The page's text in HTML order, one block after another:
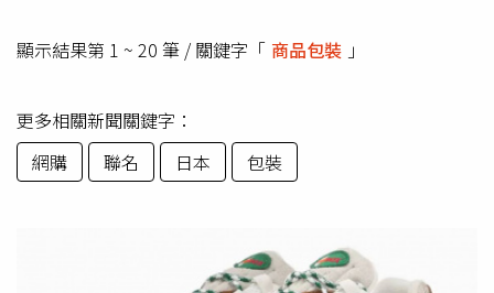
顯示結果第 1 ~ 20 筆 / 關鍵字「 商品包裝 」
更多相關新聞關鍵字：
網購
聯名 日本 包裝